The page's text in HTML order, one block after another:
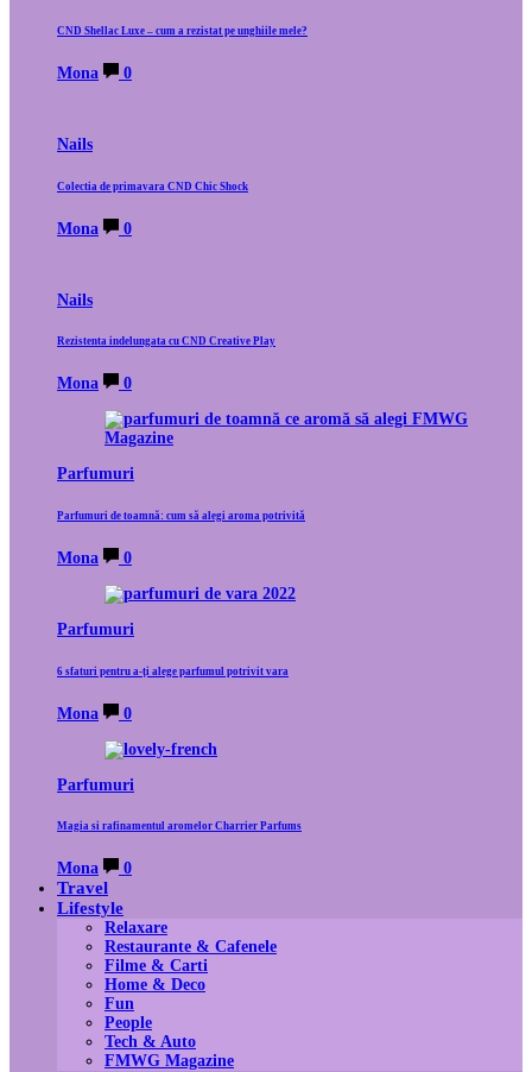
CND Shellac Luxe – cum a rezistat pe unghiile mele?
Mona 0
Nails
Colectia de primavara CND Chic Shock
Mona 0
Nails
Rezistenta indelungata cu CND Creative Play
Mona 0
Parfumuri
Parfumuri de toamnă: cum să alegi aroma potrivită
Mona 0
Parfumuri
6 sfaturi pentru a-ți alege parfumul potrivit vara
Mona 0
Parfumuri
Magia si rafinamentul aromelor Charrier Parfums
Mona 0
Travel
Lifestyle
Relaxare
Restaurante & Cafenele
Filme & Carti
Home & Deco
Fun
People
Tech & Auto
FMWG Magazine